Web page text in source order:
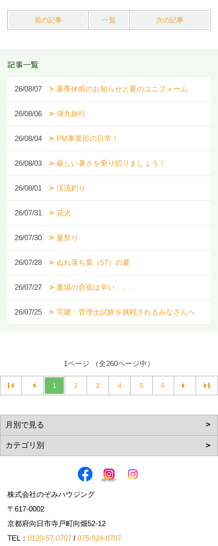
前の記事 一覧 次の記事
記事一覧
26/08/07 夏季休暇のお知らせと夏のユニフォーム
26/08/06 弾丸旅行
26/08/04 PM事業部の日常！
26/08/03 厳しい暑さを乗り切りましょう！
26/08/01 渓流釣り
26/07/31 花火
26/07/30 夏祭り
26/07/28 ぬれ落ち葉（57）の夏
26/07/27 夏場の合宿は辛い、、、
26/07/25 宅建・管理士試験を挑戦されるみなさんへ
1ページ （全260ページ中）
1 2 3 4 5 6
株式会社のぞみハウジング
〒617-0002
京都府向日市寺戸町向畑52-12
TEL： 0120-57-0707 / 075-924-0707